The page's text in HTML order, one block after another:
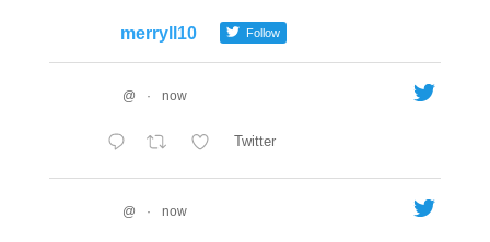
merryll10 Follow
@ · now
Twitter
@ · now